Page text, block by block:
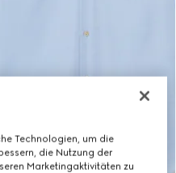
Technologien, um die
die Nutzung der
Marketingaktivitäten zu